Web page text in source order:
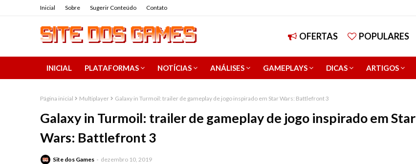
Inicial Sobre Sugerir Conteúdo Contato
OFERTAS POPULARES
INICIAL PLATAFORMAS NOTÍCIAS ANÁLISES GAMEPLAYS DICAS ARTIGOS
Página inicial Multiplayer Galaxy in Turmoil: trailer de gameplay de jogo inspirado em Star Wars: Battlefront 3
Galaxy in Turmoil: trailer de gameplay de jogo inspirado em Star
Wars: Battlefront 3
Site dos Games dezembro 10, 2019